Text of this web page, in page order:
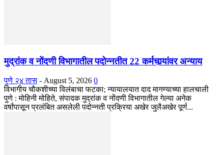
मुद्रांक व नोंदणी विभागातील पदोन्नतीत 22 कर्मचार्‍यांवर अन्याय
पुणे २४ तास - August 5, 2026 0
विभागीय चौकशीच्या विलंबाचा फटका; न्यायालयात दाद मागण्याच्या हालचाली
पुणे : मोहिनी मोहिते, संपादक मुद्रांक व नोंदणी विभागातील गेल्या अनेक
वर्षांपासून प्रलंबित असलेली पदोन्नती प्रक्रिया अखेर जुलैअखेर पूर्ण...